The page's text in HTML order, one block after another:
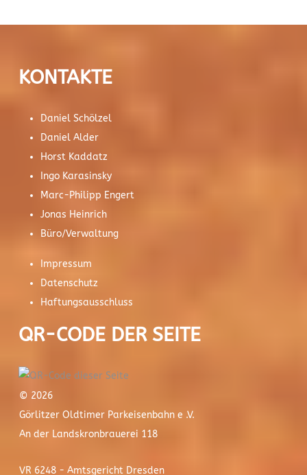
KONTAKTE
Daniel Schölzel
Daniel Alder
Horst Kaddatz
Ingo Karasinsky
Marc-Philipp Engert
Jonas Heinrich
Büro/Verwaltung
Impressum
Datenschutz
Haftungsausschluss
QR-CODE DER SEITE
© 2026
Görlitzer Oldtimer Parkeisenbahn e .V.
An der Landskronbrauerei 118
VR 6248 - Amtsgericht Dresden